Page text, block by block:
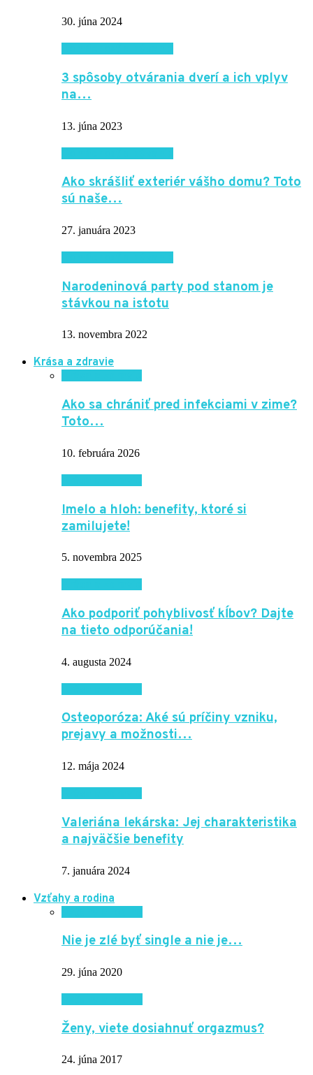
30. júna 2024
3 spôsoby otvárania dverí a ich vplyv
na…
13. júna 2023
Ako skrášliť exteriér vášho domu? Toto
sú naše…
27. januára 2023
Narodeninová party pod stanom je
stávkou na istotu
13. novembra 2022
Krása a zdravie
Ako sa chrániť pred infekciami v zime?
Toto…
10. februára 2026
Imelo a hloh: benefity, ktoré si
zamilujete!
5. novembra 2025
Ako podporiť pohyblivosť kĺbov? Dajte
na tieto odporúčania!
4. augusta 2024
Osteoporóza: Aké sú príčiny vzniku,
prejavy a možnosti…
12. mája 2024
Valeriána lekárska: Jej charakteristika
a najväčšie benefity
7. januára 2024
Vzťahy a rodina
Nie je zlé byť single a nie je…
29. júna 2020
Ženy, viete dosiahnuť orgazmus?
24. júna 2017